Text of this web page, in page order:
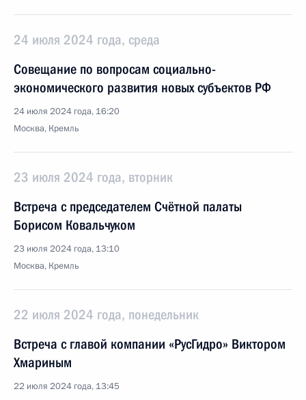
24 июля 2024 года, среда
Совещание по вопросам социально-
экономического развития новых субъектов РФ
24 июля 2024 года, 16:20
Москва, Кремль
23 июля 2024 года, вторник
Встреча с председателем Счётной палаты
Борисом Ковальчуком
23 июля 2024 года, 13:10
Москва, Кремль
22 июля 2024 года, понедельник
Встреча с главой компании «РусГидро» Виктором
Хмариным
22 июля 2024 года, 13:45